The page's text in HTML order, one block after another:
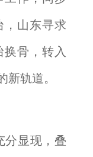
，山东寻求
骨，转入
新轨道。
显现，叠